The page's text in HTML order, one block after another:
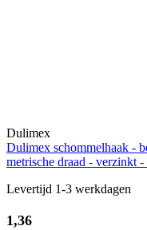
Dulimex
Dulimex schommelhaak -
metrische draad - verzinkt
Levertijd 1-3 werkdagen
1,36